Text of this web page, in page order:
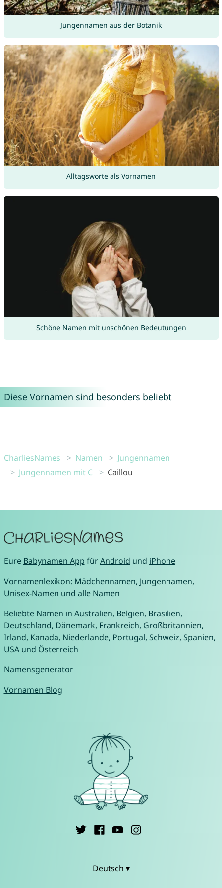
Jungennamen aus der Botanik
Alltagsworte als Vornamen
Schöne Namen mit unschönen Bedeutungen
Diese Vornamen sind besonders beliebt
CharliesNames Namen
Jungennamen
Jungennamen mit C
Caillou
Eure Babynamen App fürAndroid und iPhone
Vornamenlexikon: Mädchennamen, Jungennamen,
Unisex-Namen und alle Namen
Beliebte Namen in Australien, Belgien, Brasilien,
Deutschland, Dänemark, Frankreich, Großbritannien,
Irland, Kanada, Niederlande, Portugal, Schweiz, Spanien,
USAund Österreich
Namensgenerator
Vornamen Blog
Deutsch ▾